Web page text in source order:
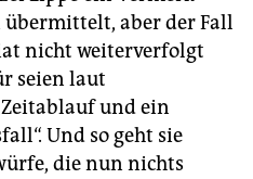
aber der Fall
nicht weiterverfolgt
seien laut
und ein
Und so geht sie
die nun nichts